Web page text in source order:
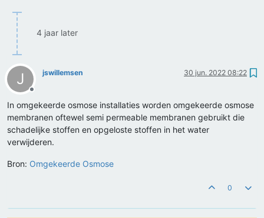
4 jaar later
J
Offline
jswillemsen 30 jun. 2022 08:22
In omgekeerde osmose installaties worden omgekeerde osmose
membranen oftewel semi permeable membranen gebruikt die
schadelijke stoffen en opgeloste stoffen in het water
verwijderen.
Bron: Omgekeerde Osmose
0